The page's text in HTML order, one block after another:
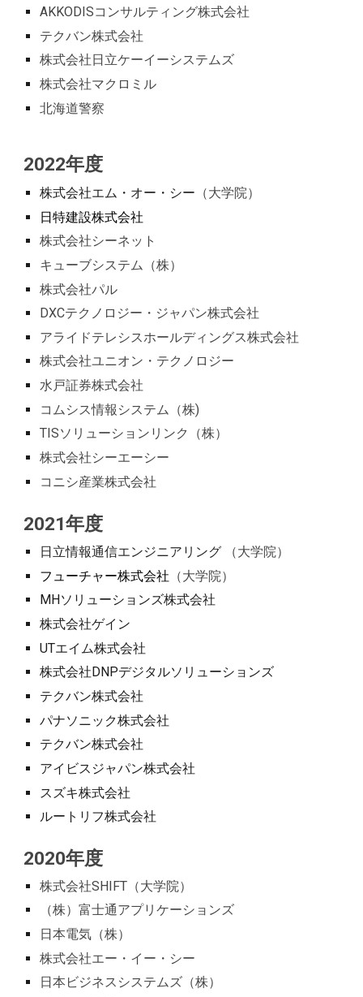
AKKODISコンサルティング株式会社
テクバン株式会社
株式会社日立ケーイーシステムズ
株式会社マクロミル
北海道警察
2022年度
株式会社エム・オー・シー （大学院）
日特建設株式会社
株式会社シーネット
キューブシステム（株）
株式会社パル
DXCテクノロジー・ジャパン株式会社
アライドテレシスホールディングス株式会社
株式会社ユニオン・テクノロジー
水戸証券株式会社
コムシス情報システム（株)
TISソリューションリンク（株）
株式会社シーエーシー
コニシ産業株式会社
2021年度
日立情報通信エンジニアリング
（大学院）
フューチャー株式会社 （大学院）
MHソリューションズ株式会社
株式会社ゲイン
UTエイム株式会社
株式会社DNPデジタルソリューションズ
テクバン株式会社
パナソニック株式会社
テクバン株式会社
アイビスジャパン株式会社
スズキ株式会社
ルートリフ株式会社
2020年度
株式会社SHIFT （大学院）
（株）富士通アプリケーションズ
日本電気（株）
株式会社エー・イー・シー
日本ビジネスシステムズ（株）